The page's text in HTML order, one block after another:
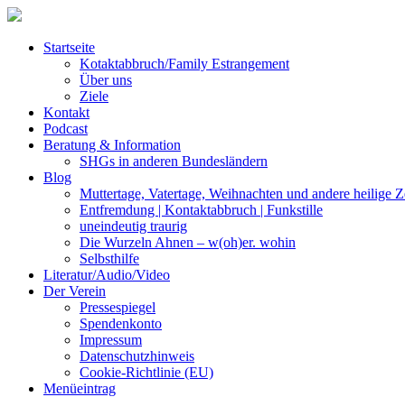
Startseite
Kotaktabbruch/Family Estrangement
Über uns
Ziele
Kontakt
Podcast
Beratung & Information
SHGs in anderen Bundesländern
Blog
Muttertage, Vatertage, Weihnachten und andere heilige
Entfremdung | Kontaktabbruch | Funkstille
uneindeutig traurig
Die Wurzeln Ahnen – w(oh)er. wohin
Selbsthilfe
Literatur/Audio/Video
Der Verein
Pressespiegel
Spendenkonto
Impressum
Datenschutzhinweis
Cookie-Richtlinie (EU)
Menüeintrag